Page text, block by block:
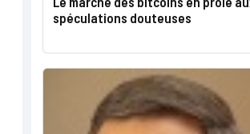
spéculations douteuses